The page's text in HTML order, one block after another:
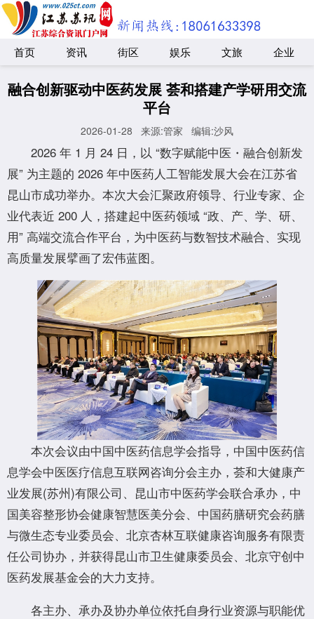
首页 资讯 街区 娱乐 文旅 企业
融合创新驱动中医药发展 荟和搭建产学研用交流
平台
2026-01-28 来源:管家 编辑:沙风
2026 年 1 月 24 日，以 “数字赋能中医・融合创新发
展” 为主题的 2026 年中医药人工智能发展大会在江苏省
昆山市成功举办。本次大会汇聚政府领导、行业专家、企
业代表近 200 人，搭建起中医药领域 “政、产、学、研、
用” 高端交流合作平台，为中医药与数智技术融合、实现
高质量发展擘画了宏伟蓝图。
本次会议由中国中医药信息学会指导，中国中医药信
息学会中医医疗信息互联网咨询分会主办，荟和大健康产
业发展(苏州)有限公司、昆山市中医药学会联合承办，中
国美容整形协会健康智慧医美分会、中国药膳研究会药膳
与微生态专业委员会、北京杏林互联健康咨询服务有限责
任公司协办，并获得昆山市卫生健康委员会、北京守创中
医药发展基金会的大力支持。
各主办、承办及协办单位依托自身行业资源与职能优